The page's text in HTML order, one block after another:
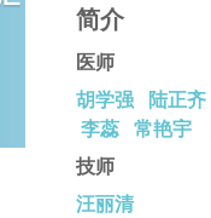
简介
医师
胡学强
陆正齐
李蕊
常艳宇
技师
汪丽清